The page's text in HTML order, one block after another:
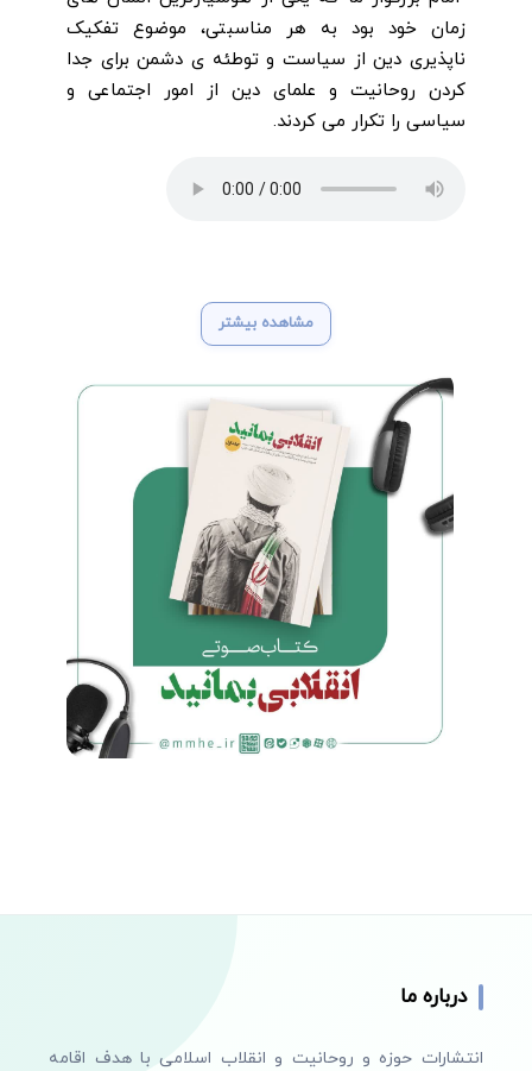
زمان خود بود به هر مناسبتی، موضوع تفکیک
ناپذیری دین از سیاست و توطئه ی دشمن برای جدا
کردن روحانیت و علمای دین از امور اجتماعی و
سیاسی را تکرار می کردند.
مشاهده بیشتر
درباره ما
انتشارات حوزه و روحانیت و انقلاب اسلامی با هدف اقامه